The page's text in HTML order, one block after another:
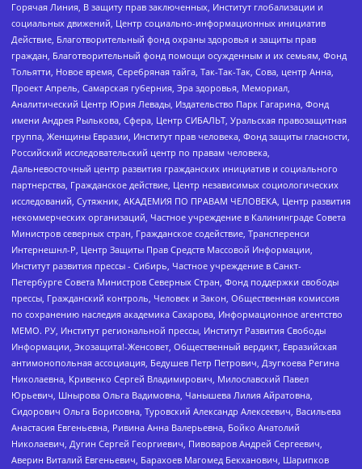
Горячая Линия, В защиту прав заключенных, Институт глобализации и
социальных движений, Центр социально-информационных инициатив
Действие, Благотворительный фонд охраны здоровья и защиты прав
граждан, Благотворительный фонд помощи осужденным и их семьям, Фонд
Тольятти, Новое время, Серебряная тайга, Так-Так-Так, Сова, центр Анна,
Проект Апрель, Самарская губерния, Эра здоровья, Мемориал,
Аналитический Центр Юрия Левады, Издательство Парк Гагарина, Фонд
имени Андрея Рылькова, Сфера, Центр СИБАЛЬТ, Уральская правозащитная
группа, Женщины Евразии, Институт прав человека, Фонд защиты гласности,
Российский исследовательский центр по правам человека,
Дальневосточный центр развития гражданских инициатив и социального
партнерства, Гражданское действие, Центр независимых социологических
исследований, Сутяжник, АКАДЕМИЯ ПО ПРАВАМ ЧЕЛОВЕКА, Центр развития
некоммерческих организаций, Частное учреждение в Калининграде Совета
Министров северных стран, Гражданское содействие, Трансперенси
Интернешнл-Р, Центр Защиты Прав Средств Массовой Информации,
Институт развития прессы - Сибирь, Частное учреждение в Санкт-
Петербурге Совета Министров Северных Стран, Фонд поддержки свободы
прессы, Гражданский контроль, Человек и Закон, Общественная комиссия
по сохранению наследия академика Сахарова, Информационное агентство
МЕМО. РУ, Институт региональной прессы, Институт Развития Свободы
Информации, Экозащита!-Женсовет, Общественный вердикт, Евразийская
антимонопольная ассоциация, Бедушев Петр Петрович, Дзугкоева Регина
Николаевна, Кривенко Сергей Владимирович, Милославский Павел
Юрьевич, Шнырова Ольга Вадимовна, Чанышева Лилия Айратовна,
Сидорович Ольга Борисовна, Туровский Александр Алексеевич, Васильева
Анастасия Евгеньевна, Ривина Анна Валерьевна, Бойко Анатолий
Николаевич, Дугин Сергей Георгиевич, Пивоваров Андрей Сергеевич,
Аверин Виталий Евгеньевич, Барахоев Магомед Бекханович, Шарипков